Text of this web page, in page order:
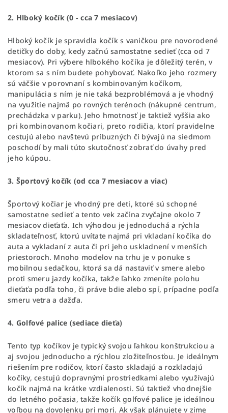
2. Hlboký kočík (0 - cca 7 mesiacov)
Hlboký kočík je spravidla kočík s vaničkou pre novorodené
detičky do doby, kedy začnú samostatne sedieť (cca od 7
mesiacov). Pri výbere hlbokého kočíka je dôležitý terén, v
ktorom sa s ním budete pohybovať. Nakoľko jeho rozmery
sú väčšie v porovnaní s kombinovaným kočíkom,
manipulácia s ním je nie taká bezproblémová a je vhodný
na využitie najmä po rovných terénoch (nákupné centrum,
prechádzka v parku). Jeho hmotnosť je taktiež vyššia ako
pri kombinovanom kočiari, preto rodičia, ktorí pravidelne
cestujú alebo navštevú príbuzných či bývajú na siedmom
poschodí by mali túto skutočnosť zobrať do úvahy pred
jeho kúpou.
3. Športový kočík (od cca 7 mesiacov a viac)
Športový kočiar je vhodný pre deti, ktoré sú schopné
samostatne sedieť a tento vek začína zvyčajne okolo 7
mesiacov dieťaťa. Ich výhodou je jednoduchá a rýchla
skladateľnosť, ktorú uvítate najmä pri vkladaní kočíka do
auta a vykladaní z auta či pri jeho uskladnení v menších
priestoroch. Mnoho modelov na trhu je v ponuke s
mobilnou sedačkou, ktorá sa dá nastaviť v smere alebo
proti smeru jazdy kočíka, takže ľahko zmeníte polohu
dieťaťa podľa toho, či práve bdie alebo spí, prípadne podľa
smeru vetra a dažďa.
4. Golfové palice (sediace dieťa)
Tento typ kočíkov je typický svojou ľahkou konštrukciou a
aj svojou jednoducho a rýchlou zložiteľnosťou. Je ideálnym
riešením pre rodičov, ktorí často skladajú a rozkladajú
kočíky, cestujú dopravnými prostriedkami alebo využívajú
kočík najmä na krátke vzdialenosti. Sú taktiež vhodnejšie
do letného počasia, takže kočík golfové palice je ideálnou
voľbou na dovolenku pri mori. Ak však plánujete v zime